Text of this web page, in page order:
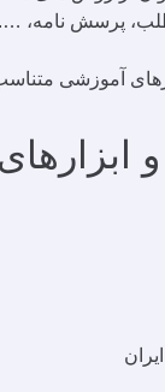
آموزشی